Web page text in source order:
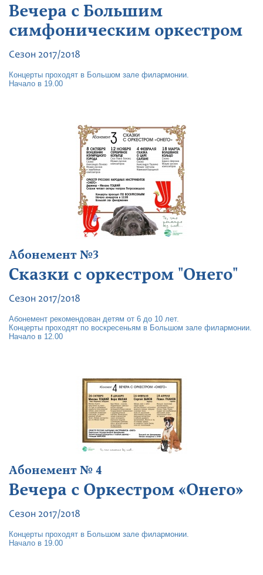
Вечера с Большим
симфоническим оркестром
Сезон 2017/2018
Концерты проходят в Большом зале филармонии.
Начало в 19.00
Абонемент №3
Сказки с оркестром "Онего"
Сезон 2017/2018
Абонемент рекомендован детям от 6 до 10 лет.
Концерты проходят по воскресеньям в Большом зале филармонии.
Начало в 12.00
Абонемент № 4
Вечера с Оркестром «Онего»
Сезон 2017/2018
Концерты проходят в Большом зале филармонии.
Начало в 19.00